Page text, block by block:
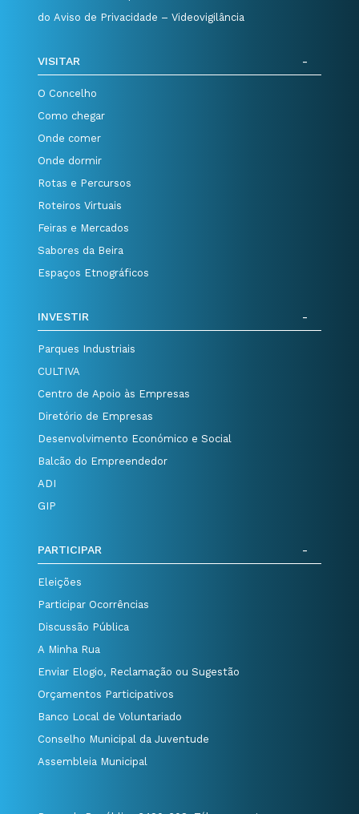
do Aviso de Privacidade – Videovigilância
VISITAR
O Concelho
Como chegar
Onde comer
Onde dormir
Rotas e Percursos
Roteiros Virtuais
Feiras e Mercados
Sabores da Beira
Espaços Etnográficos
INVESTIR
Parques Industriais
CULTIVA
Centro de Apoio às Empresas
Diretório de Empresas
Desenvolvimento Económico e Social
Balcão do Empreendedor
ADI
GIP
PARTICIPAR
Eleições
Participar Ocorrências
Discussão Pública
A Minha Rua
Enviar Elogio, Reclamação ou Sugestão
Orçamentos Participativos
Banco Local de Voluntariado
Conselho Municipal da Juventude
Assembleia Municipal